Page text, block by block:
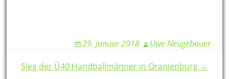
29. Januar 2018 Uwe Neugebauer
Post
Sieg der Ü40 Handballmänner in Oranienburg →